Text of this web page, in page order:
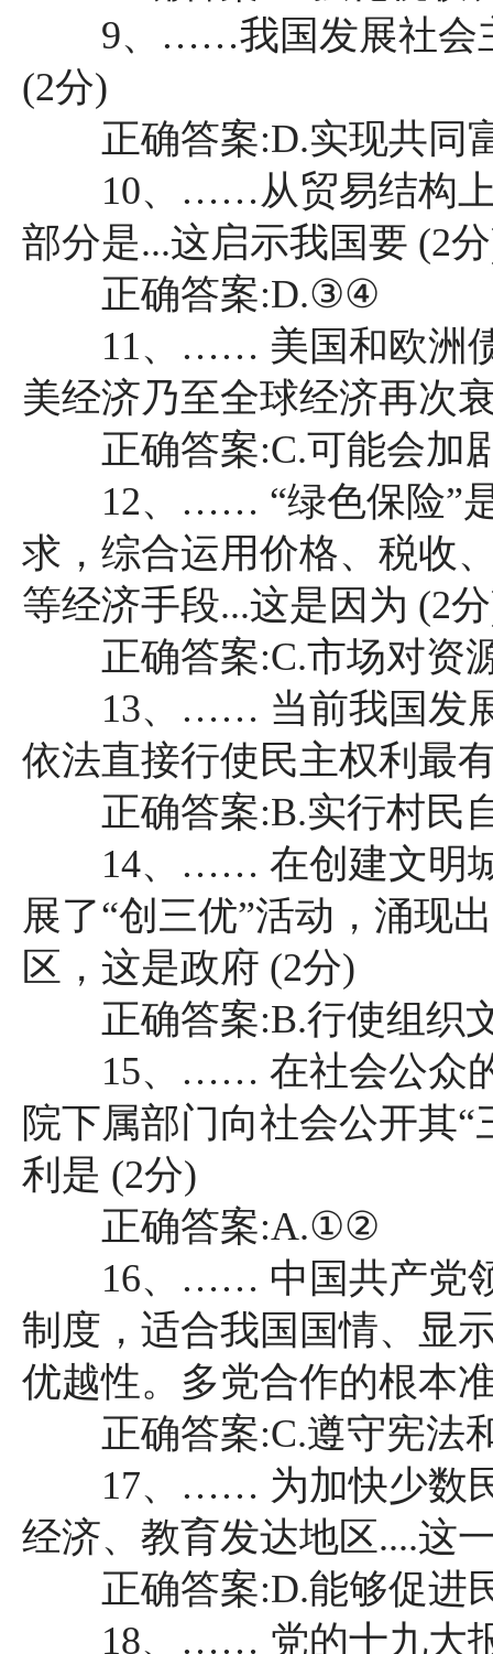
9、……我国发展社会主
(2分)
正确答案:D.实现共同
10、……从贸易结构上
部分是...这启示我国要 (2
正确答案:D.③④
11、…… 美国和欧洲债
美经济乃至全球经济再次
正确答案:C.可能会加
12、…… “绿色保险”是
求，综合运用价格、税收
等经济手段...这是因为 (2
正确答案:C.市场对资
13、…… 当前我国发展
依法直接行使民主权利最
正确答案:B.实行村民
14、…… 在创建文明城
展了“创三优”活动，涌现
区，这是政府 (2分)
正确答案:B.行使组织
15、…… 在社会公众的
院下属部门向社会公开其
利是 (2分)
正确答案:A.①②
16、…… 中国共产党领
制度，适合我国国情、显
优越性。多党合作的根本
正确答案:C.遵守宪法
17、…… 为加快少数民
经济、教育发达地区....这
正确答案:D.能够促进
18、…… 党的十九大报